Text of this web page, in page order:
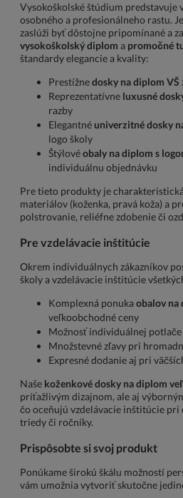
Vysokoškolské štúdium predstavuje
osobného a profesionálneho rastu.
zaslúži byť dôstojne pripomínané a
vysokoškolský diplom a promočné
štandardy elegancie a kvality:
Prestížnedosky na diplom VŠ
Reprezentatívne luxusné
razby
Elegantnéuniverzitné dosky
logo školy
Štýlovéobaly na diplom s
individuálnu objednávku
Pre tieto produkty je
materiálov (koženka, pravá koža) a
polstrovanie, reliéfne zdobenie či
Pre vzdelávacie inštitúcie
Okrem individuálnych zákazníkov
školy a vzdelávacie inštitúcie
Komplexná ponukaobalov na
veľkoobchodné ceny
Možnosť individuálnej potlače
Množstevné zľavy pri
Expresné dodanie aj pri
Naše koženkové dosky na diplom
príťažlivým dizajnom, ale aj
čo oceňujú vzdelávacie inštitúcie pri
triedy či ročníky.
Prispôsobte si svoj produkt
Ponúkame širokú škálu možností
vám umožnia vytvoriť skutočne